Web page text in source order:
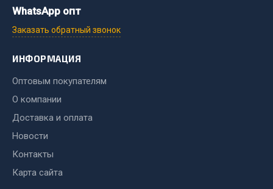
Весь раздел
Тормозная система
Двигатель
Подвеска
Система питания
Система выпуска газа
WhatsApp опт
Заказать обратный звонок
ИНФОРМАЦИЯ
Оптовым покупателям
О компании
Доставка и оплата
Новости
Контакты
Карта сайта